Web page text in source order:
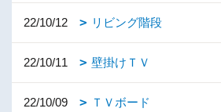
22/10/12 リビング階段
22/10/11 壁掛けＴＶ
22/10/09 ＴＶボード